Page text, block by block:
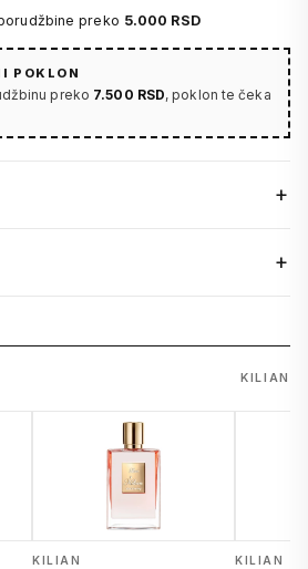
preko 5.000 RSD
POKLON
preko 7.500 RSD, poklon te čeka
KILIAN
KILIAN KILIAN